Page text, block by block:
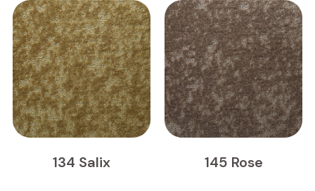
134 Salix 145 Rose